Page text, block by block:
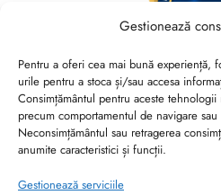
Gestionează
Pentru a oferi cea mai bună experiență,
urile pentru a stoca și/sau accesa
Consimțământul pentru aceste
precum comportamentul de navigare
Neconsimțământul sau retragerea
anumite caracteristici și funcții.
Gestionează serviciile
Brides Shoes By
RO44730767, J40/13882/
Str. Nicolae Canea, Nr.